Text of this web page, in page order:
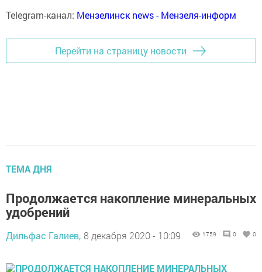
Telegram-канал: Мензелинск news - Мензеля-информ
Перейти на страницу новости
ТЕМА ДНЯ
Продолжается накопление минеральных
удобрений
Дильфас Галиев, 8 декабря 2020 - 10:09 1759 0 0